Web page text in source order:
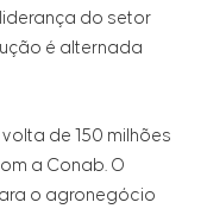
do setor
é alternada
de 150 milhões
a Conab. O
o agronegócio